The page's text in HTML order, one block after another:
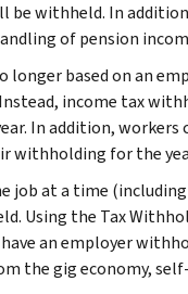
be withheld. In
of pension
longer based on an
income tax
In addition, workers
withholding for the
at a time
Using the Tax
an employer
the gig economy,